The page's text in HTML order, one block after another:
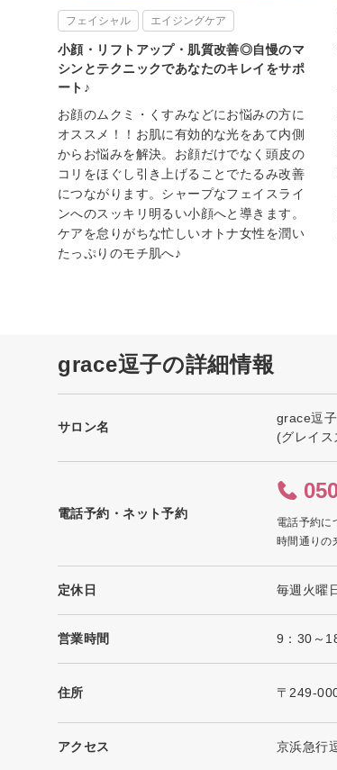
フェイシャル エイジングケア
小顔・リフトアップ・肌質改善◎自慢のマ
シンとテクニックであなたのキレイをサポ
ート♪
お顔のムクミ・くすみなどにお悩みの方に
オススメ！！お肌に有効的な光をあて内側
からお悩みを解決。お顔だけでなく頭皮の
コリをほぐし引き上げることでたるみ改善
につながります。シャープなフェイスライ
ンへのスッキリ明るい小顔へと導きます。
ケアを怠りがちな忙しいオトナ女性を潤い
たっぷりのモチ肌へ♪
grace逗子の詳細情報
サロン名
grace逗子
(グレイス
電話予約・ネット予約
電話予約に
時間通りの
定休日 毎週火曜
営業時間 9：30～
住所 〒249-
アクセス 京浜急行